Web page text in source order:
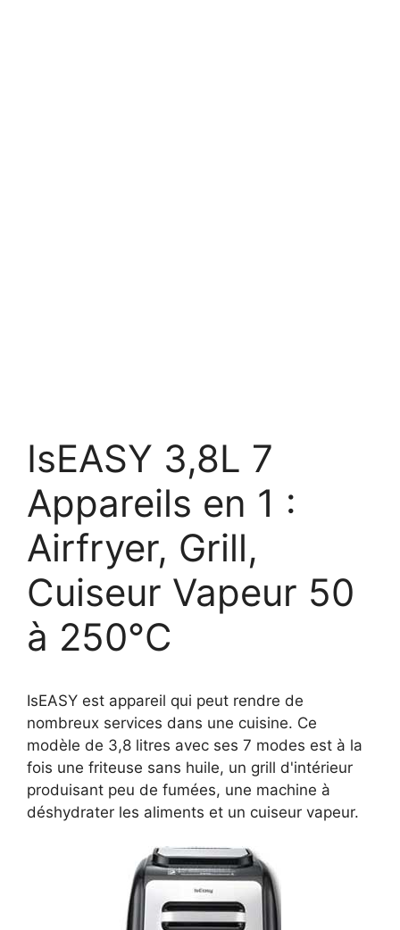
IsEASY 3,8L 7
Appareils en 1 :
Airfryer, Grill,
Cuiseur Vapeur 50
à 250°C
IsEASY est appareil qui peut rendre de
nombreux services dans une cuisine. Ce
modèle de 3,8 litres avec ses 7 modes est à la
fois une friteuse sans huile, un grill d'intérieur
produisant peu de fumées, une machine à
déshydrater les aliments et un cuiseur vapeur.